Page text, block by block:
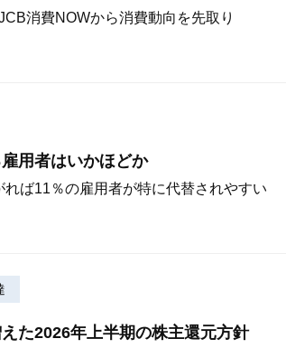
消費NOWから消費動向を先取り
用者はいかほどか
ば11％の雇用者が特に代替されやすい
た2026年上半期の株主還元方針